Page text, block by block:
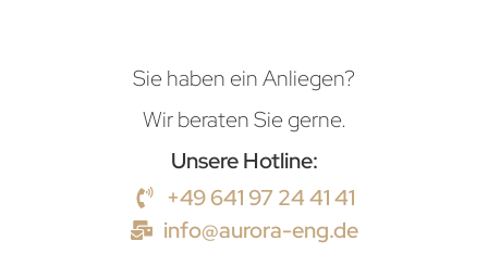
Sie haben ein Anliegen?
Wir beraten Sie gerne.
Unsere Hotline:
+49 641 97 24 41 41
info@aurora-eng.de